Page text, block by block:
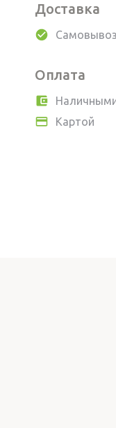
Доставка
Самовывоз
Оплата
Картой